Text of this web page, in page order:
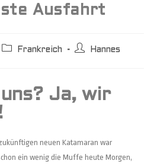
Ausfahrt
Frankreich Hannes
Ja, wir
neuen Katamaran war
ein wenig die Muffe heute Morgen,